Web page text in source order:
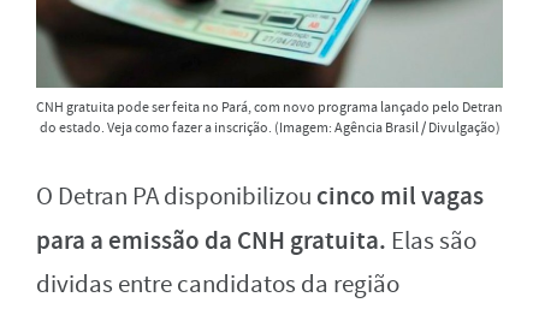
CNH gratuita pode ser feita no Pará, com novo programa lançado pelo Detran
do estado. Veja como fazer a inscrição. (Imagem: Agência Brasil / Divulgação)
O Detran PA disponibilizou cinco mil vagas
para a emissão da CNH gratuita. Elas são
dividas entre candidatos da região